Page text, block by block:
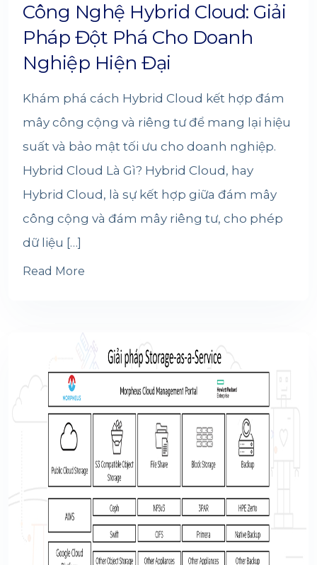
Công Nghệ Hybrid Cloud: Giải
Pháp Đột Phá Cho Doanh
Nghiệp Hiện Đại
Khám phá cách Hybrid Cloud kết hợp đám
mây công cộng và riêng tư để mang lại hiệu
suất và bảo mật tối ưu cho doanh nghiệp.
Hybrid Cloud Là Gì? Hybrid Cloud, hay
Hybrid Cloud, là sự kết hợp giữa đám mây
công cộng và đám mây riêng tư, cho phép
dữ liệu […]
Read More